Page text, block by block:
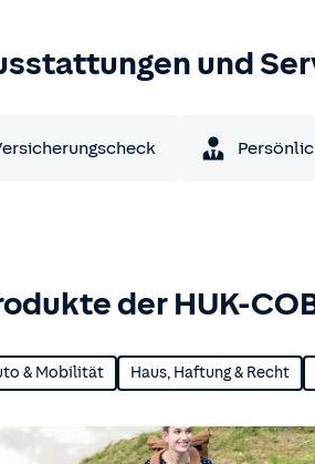
und
der HUK-
& Mobilität Haus, Haftung & Recht